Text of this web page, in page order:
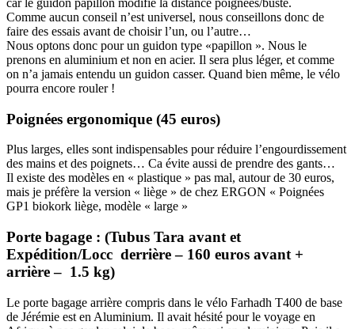
car le guidon papillon modifie la distance poignées/buste.
Comme aucun conseil n’est universel, nous conseillons donc de
faire des essais avant de choisir l’un, ou l’autre…
Nous optons donc pour un guidon type «papillon ». Nous le
prenons en aluminium et non en acier. Il sera plus léger, et comme
on n’a jamais entendu un guidon casser. Quand bien même, le vélo
pourra encore rouler !
Poignées ergonomique (45 euros)
Plus larges, elles sont indispensables pour réduire l’engourdissement
des mains et des poignets… Ca évite aussi de prendre des gants…
Il existe des modèles en « plastique » pas mal, autour de 30 euros,
mais je préfère la version « liège » de chez ERGON « Poignées
GP1 biokork liège, modèle « large »
Porte bagage : (Tubus Tara avant et
Expédition/Locc derrière – 160 euros avant +
arrière – 1.5 kg)
Le porte bagage arrière compris dans le vélo Farhadh T400 de base
de Jérémie est en Aluminium. Il avait hésité pour le voyage en